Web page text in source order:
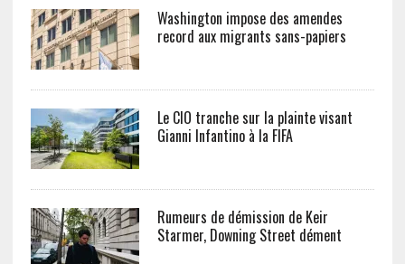
Washington impose des amendes
record aux migrants sans-papiers
Le CIO tranche sur la plainte visant
Gianni Infantino à la FIFA
Rumeurs de démission de Keir
Starmer, Downing Street dément